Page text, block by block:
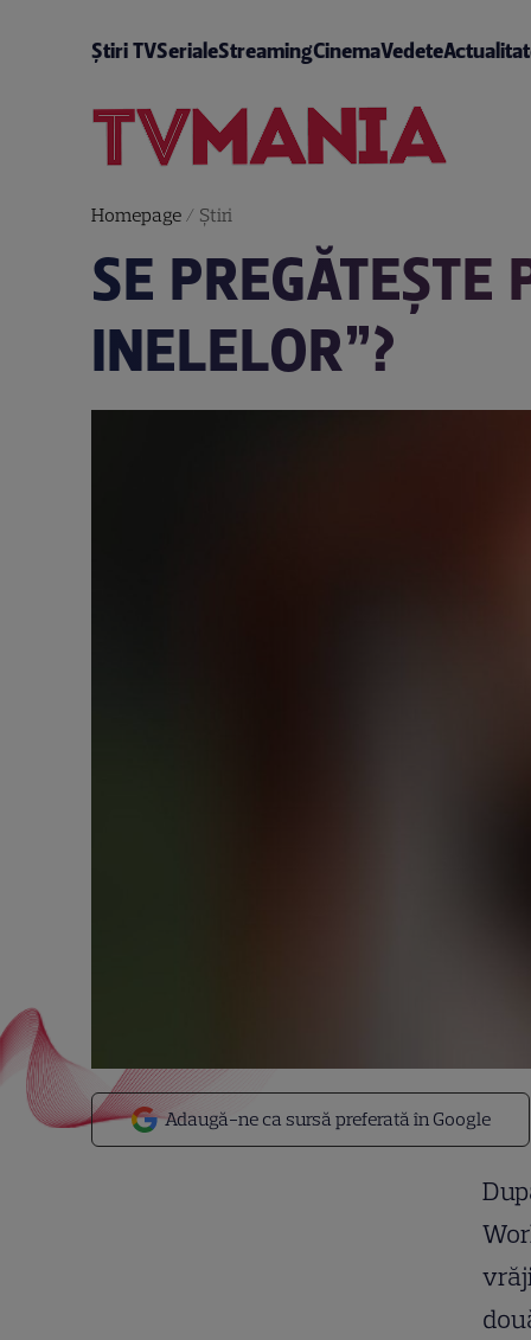
Știri TVSerialeStreamingCinemaVedete
Homepage/ Știri
SE
INELELOR”?
Adaugă-ne ca sursă preferată în Google